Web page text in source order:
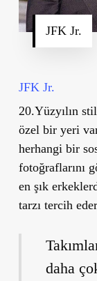
JFK Jr.
JFK Jr.
20.Yüzyılın
özel bir yeri
herhangi bir
fotoğraflarını
en şık
tarzı tercih
daha